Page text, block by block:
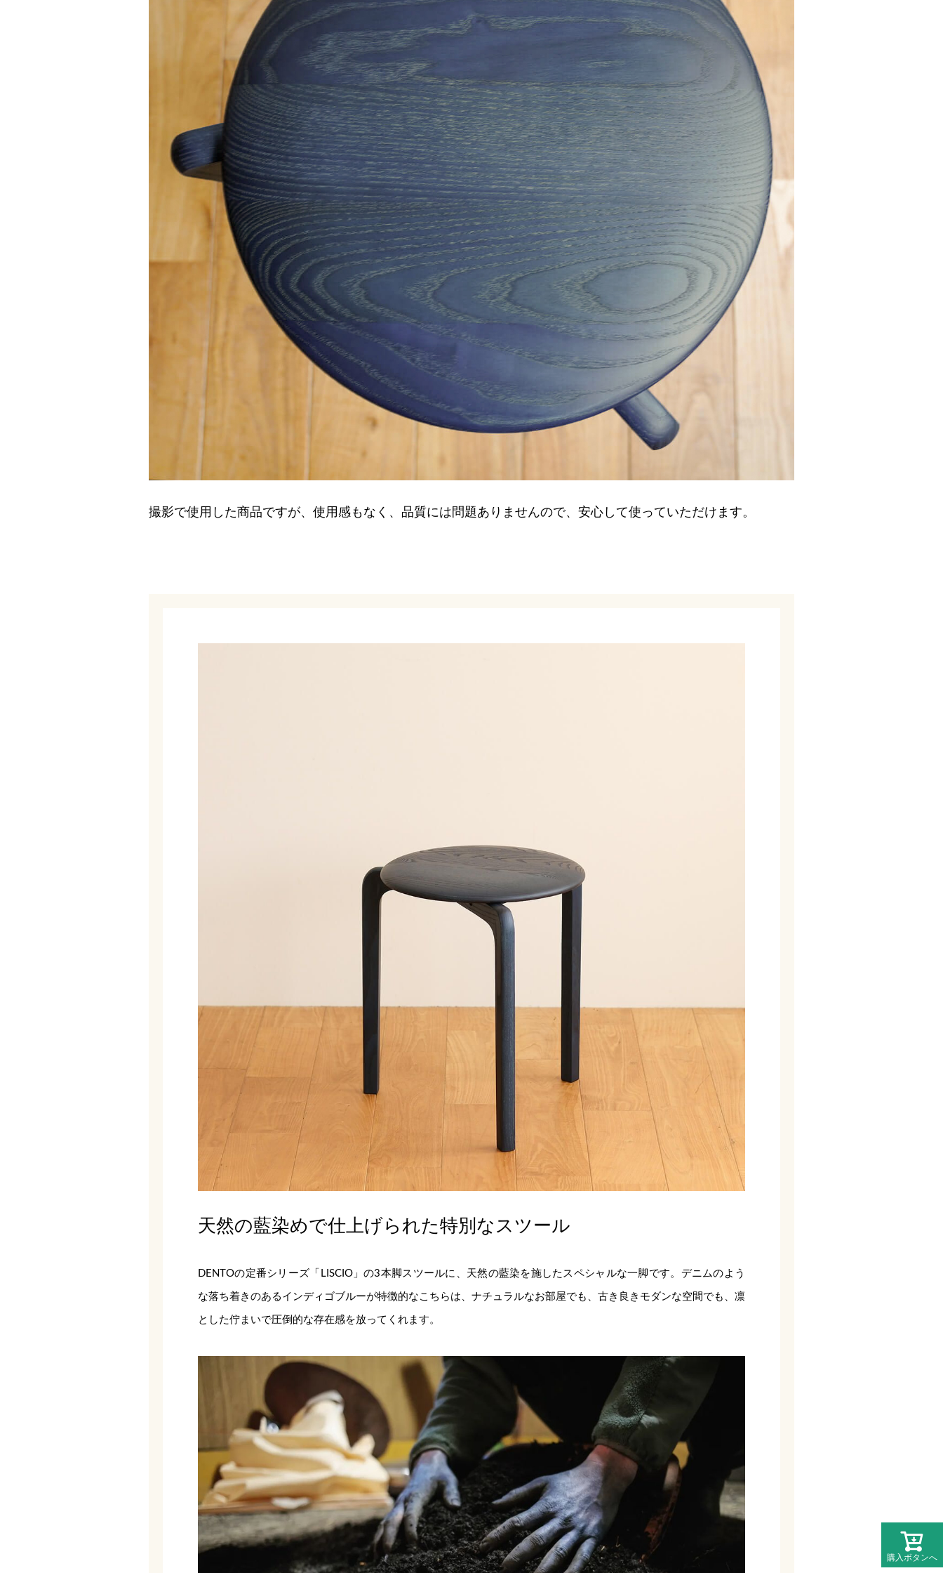
購入ボタンへ
撮影で使用した商品ですが、使用感もなく、品質には問題ありませんので、安心して使っていただけます。
天然の藍染めで仕上げられた特別なスツール
DENTOの定番シリーズ「LISCIO」の3本脚スツールに、天然の藍染を施したスペシャルな一脚です。デニムのよう
な落ち着きのあるインディゴブルーが特徴的なこちらは、ナチュラルなお部屋でも、古き良きモダンな空間でも、凛
とした佇まいで圧倒的な存在感を放ってくれます。